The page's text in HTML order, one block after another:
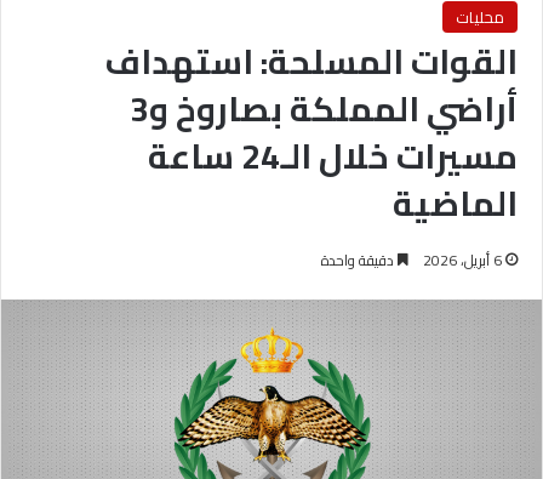
محليات
القوات المسلحة: استهداف
أراضي المملكة بصاروخ و3
مسيرات خلال الـ24 ساعة
الماضية
6 أبريل، 2026 دقيقة واحدة